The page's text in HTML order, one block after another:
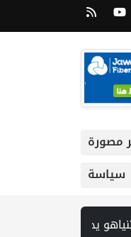
مصورة
سياسة